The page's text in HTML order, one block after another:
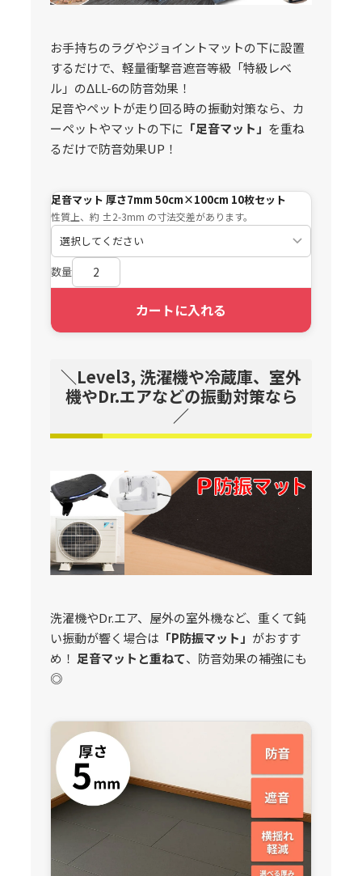
お手持ちのラグやジョイントマットの下に設置
するだけで、軽量衝撃音遮音等級「特級レベ
ル」のΔLL-6の防音効果！
足音やペットが走り回る時の振動対策なら、カ
ーペットやマットの下に 「足音マット」 を重ね
るだけで防音効果UP！
足音マット 厚さ7mm 50cm×100cm 10枚セット
性質上、約 ±2-3mm の寸法交差があります。
数量
カートに入れる
＼Level3, 洗濯機や冷蔵庫、室外
機やDr.エアなどの振動対策なら
／
洗濯機やDr.エア、屋外の室外機など、重くて鈍
い振動が響く場合は 「P防振マット」 がおすす
め！ 足音マットと重ねて、防音効果の補強にも
◎